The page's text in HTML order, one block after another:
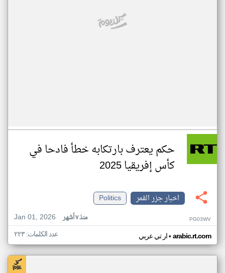
حكم يعترف بارتكابه خطأ فادحا في
كأس إفريقيا 2025
اخبار جزر القمر
Politics
Jan 01, 2026
منذ ٧ أشهر PG03WV
ار تي عربي• arabic.rt.com عدد الكلمات: ٢٢٣